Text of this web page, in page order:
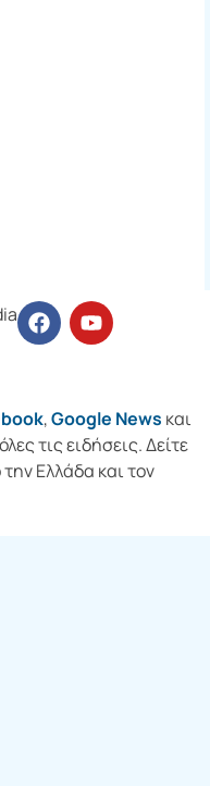
,Google News και
τις ειδήσεις. Δείτε
Ελλάδα και τον